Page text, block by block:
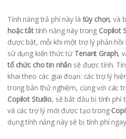
Tính năng trả phí này làtùy chọn, và
hoặc tắttính năng này trong Copilot
được bật, mỗi khi một trợ lý phản
sử dụng kiến thức từ Tenant Graph,
tổ chức cho tin nhắn sẽ được tính.
khai theo các giai đoạn: các trợ lý
trong bản thử nghiệm, cùng với các
Copilot Studio, sẽ bắt đầu bị tính phí
và các trợ lý mới được tạo trong
dụng tính năng này sẽ bị tính phí